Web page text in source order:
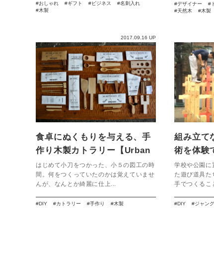
おしゃれ ギフト ビジネス
名刺入れ
木製
デザイナー
天然木
木製
2017.09.16 UP
食卓にぬくもりを与える、手
作り木製カトラリー【Urban
ole EcoPark / 手作りキット
シリーズ】
はじめて小刀をつかった、小５の図工の時
間。何をつくっていたのかは覚えていませ
んが、なんとか綺麗に仕上...
DIY カトラリー 手作り 木製
組み立て
術を体験
グルジム
学校や公園に
た遊び道具た
手でつくるこ
DIY ジャン